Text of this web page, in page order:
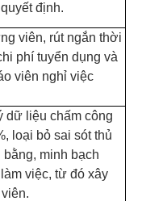
định.
viên, rút ngắn thời
phí tuyển dụng và
viên nghỉ việc
dữ liệu chấm công
loại bỏ sai sót thủ
minh bạch
việc, từ đó xây